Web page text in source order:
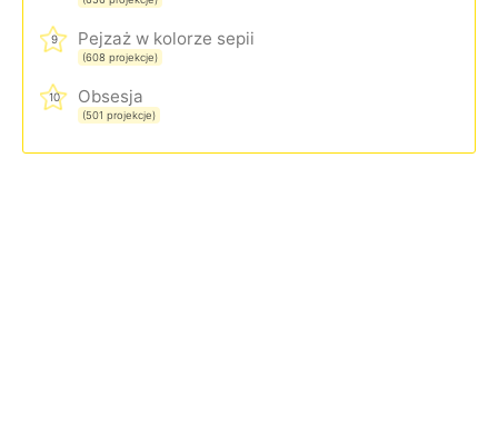
9 Pejzaż w kolorze sepii
(608 projekcje)
10 Obsesja
(501 projekcje)